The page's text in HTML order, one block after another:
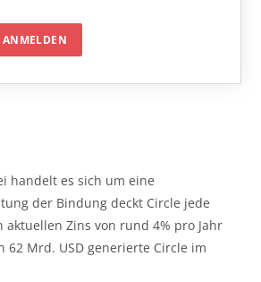
handelt es sich um eine
der Bindung deckt Circle jede
Zins von rund 4% pro Jahr
Mrd. USD generierte Circle im